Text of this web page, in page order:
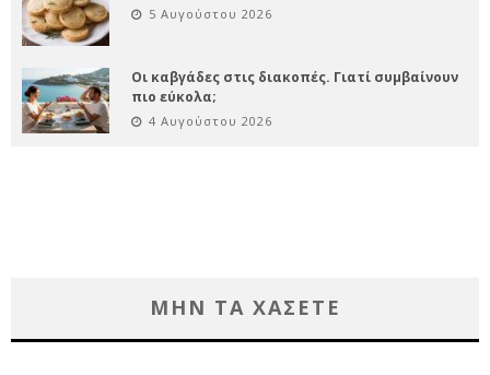
5 Αυγούστου 2026
Οι καβγάδες στις διακοπές. Γιατί συμβαίνουν
πιο εύκολα;
4 Αυγούστου 2026
ΜΗΝ ΤΑ ΧΑΣΕΤΕ